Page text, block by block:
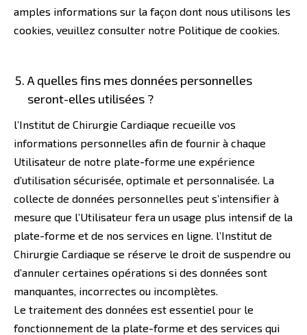
amples informations sur la façon dont nous utilisons les
cookies, veuillez consulter notre Politique de cookies.
A quelles fins mes données personnelles
seront-elles utilisées ?
l’Institut de Chirurgie Cardiaque recueille vos
informations personnelles afin de fournir à chaque
Utilisateur de notre plate-forme une expérience
d’utilisation sécurisée, optimale et personnalisée. La
collecte de données personnelles peut s’intensifier à
mesure que l’Utilisateur fera un usage plus intensif de la
plate-forme et de nos services en ligne. l’Institut de
Chirurgie Cardiaque se réserve le droit de suspendre ou
d’annuler certaines opérations si des données sont
manquantes, incorrectes ou incomplètes.
Le traitement des données est essentiel pour le
fonctionnement de la plate-forme et des services qui